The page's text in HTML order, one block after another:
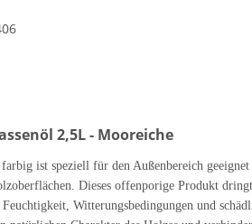
2,5L - Mooreiche
ist speziell für den Außenbereich
Dieses offenporige Produkt
Witterungsbedingungen und